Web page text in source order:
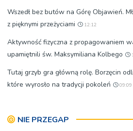
Wszedł bez butów na Górę Objawień.
z pięknymi przeżyciami
12:12
Aktywność fizyczna z propagowaniem
upamiętnili św. Maksymiliana Kolbego
Tutaj grzyb gra główną rolę. Borzęcin
które wyrosło na tradycji pokoleń
09:09
NIE PRZEGAP